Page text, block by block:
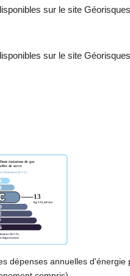
sur le site
sur le site
dépenses annuelles d'énergie